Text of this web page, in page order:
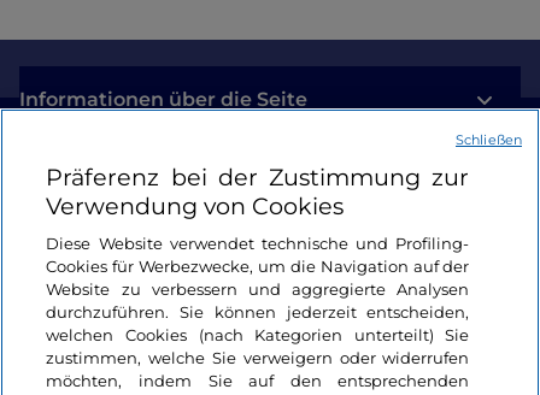
Informationen über die Seite
Nützliche Links
Login
Bleiben wir in Kontakt
Präferenz bei der Zustimmung zur
Verwendung von Cookies
Diese Website verwendet technische und Profiling-
Cookies für Werbezwecke, um die Navigation auf der
Website zu verbessern und aggregierte Analysen
durchzuführen. Sie können jederzeit entscheiden,
welchen Cookies (nach Kategorien unterteilt) Sie
zustimmen, welche Sie verweigern oder widerrufen
möchten, indem Sie auf den entsprechenden
Schließen